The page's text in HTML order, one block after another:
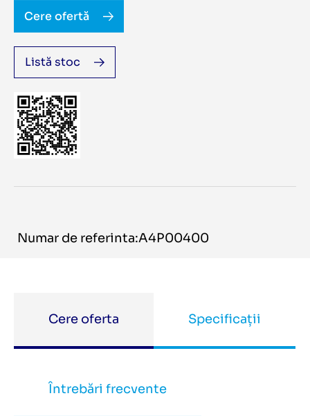
Cere ofertă
Listă stoc
Numar de referinta:A4P00400
Cere oferta Specificații
Întrebări frecvente